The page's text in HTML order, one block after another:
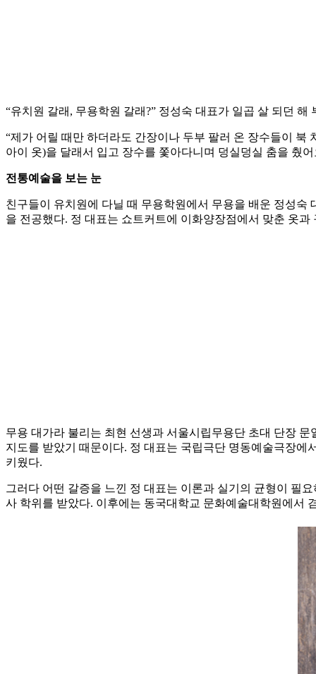
“유치원 갈래, 무용학원 갈래?” 정성숙 대표가 일곱 살 되던
“제가 어릴 때만 하더라도 간장이나 두부 팔러 온 장수들이
아이 옷)을 달래서 입고 장수를 쫓아다니며 덩실덩실 춤을 췄어
전통예술을 보는 눈
친구들이 유치원에 다닐 때 무용학원에서 무용을 배운 정성
을 전공했다. 정 대표는 쇼트커트에 이화양장점에서 맞춘 옷
무용 대가라 불리는 최현 선생과 서울시립무용단 초대 단장
지도를 받았기 때문이다. 정 대표는 국립극단 명동예술극장
키웠다.
그러다 어떤 갈증을 느낀 정 대표는 이론과 실기의 균형이 필
사 학위를 받았다. 이후에는 동국대학교 문화예술대학원에서